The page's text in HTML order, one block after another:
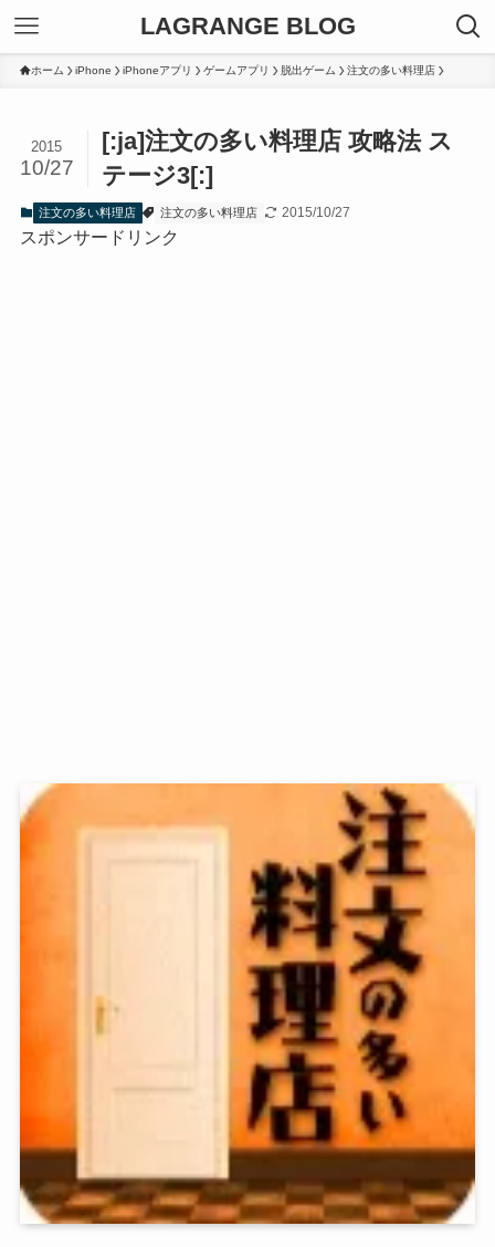
LAGRANGE BLOG
ホーム iPhone iPhoneアプリ ゲームアプリ 脱出ゲーム 注文の多い料理店
[:ja]注文の多い料理店 攻略法 ス
テージ3[:]
2015
10/27
注文の多い料理店 注文の多い料理店 2015/10/27
スポンサードリンク